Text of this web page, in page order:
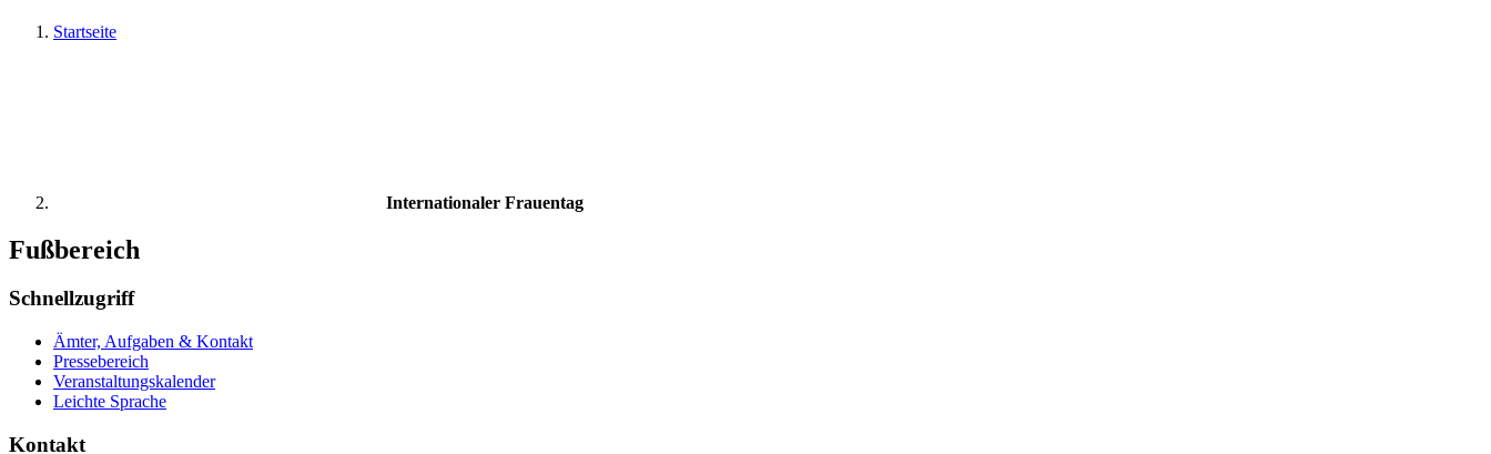
Startseite
Internationaler Frauentag
Fußbereich
Schnellzugriff
Ämter, Aufgaben & Kontakt
Pressebereich
Veranstaltungskalender
Leichte Sprache
Kontakt